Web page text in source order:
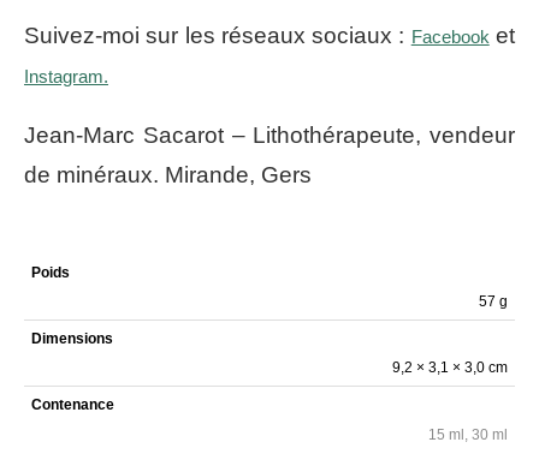
Suivez-moi sur les réseaux sociaux : Facebook et
Instagram.
Jean-Marc Sacarot – Lithothérapeute, vendeur
de minéraux. Mirande, Gers
Poids
57 g
Dimensions
9,2 × 3,1 × 3,0 cm
Contenance
15 ml, 30 ml